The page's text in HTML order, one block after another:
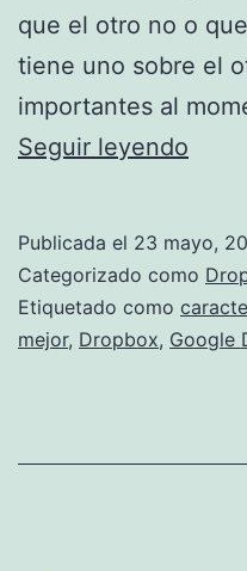
que el otro no o
tiene uno sobre el
importantes al
Seguir leyendo
Publicada el 23 mayo,
Categorizado como
Etiquetado como
mejor, Dropbox, Google